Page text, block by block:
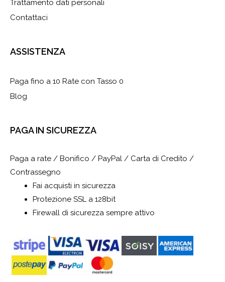
Trattamento dati personali
Contattaci
ASSISTENZA
Paga fino a 10 Rate con Tasso 0
Blog
PAGA IN SICUREZZA
Paga a rate / Bonifico / PayPal / Carta di Credito /
Contrassegno
Fai acquisti in sicurezza
Protezione SSL a 128bit
Firewall di sicurezza sempre attivo